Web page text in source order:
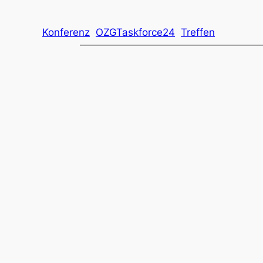
Konferenz OZGTaskforce24 Treffen